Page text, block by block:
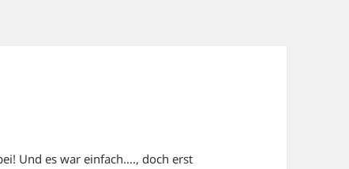
Und es war einfach…., doch erst